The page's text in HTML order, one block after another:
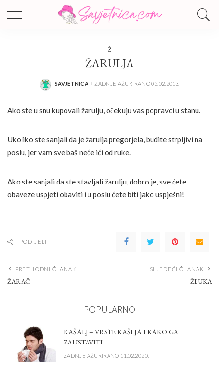
Ž
ŽARULJA
POSTED
SAVJETNICA ZADNJE AŽURIRANO 05.02.2013.
Ako ste u snu kupovali žarulju, očekuju vas popravci u stanu.
Ukoliko ste sanjali da je žarulja pregorjela, budite strpljivi na
poslu, jer vam sve baš neće ići od ruke.
Ako ste sanjali da ste stavljali žarulju, dobro je, sve ćete
obaveze uspjeti obaviti i u poslu ćete biti jako uspješni!
PODIJELI
PRETHODNI ČLANAK
ŽARAČ
SLJEDEĆI ČLANAK
ŽBUKA
POPULARNO
KAŠALJ – VRSTE KAŠLJA I KAKO GA
ZAUSTAVITI
ZADNJE AŽURIRANO 11.02.2020.